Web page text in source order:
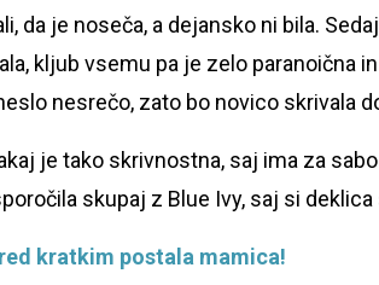
da je noseča, a dejansko ni bila.
kljub vsemu pa je zelo paranoična
nesrečo, zato bo novico skrivala
je tako skrivnostna, saj ima za
skupaj z Blue Ivy, saj si
kratkim postala mamica!